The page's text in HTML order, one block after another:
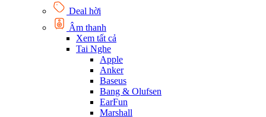
Deal hời
Âm thanh
Xem tất cả
Tai Nghe
Apple
Anker
Baseus
Bang & Olufsen
EarFun
Marshall